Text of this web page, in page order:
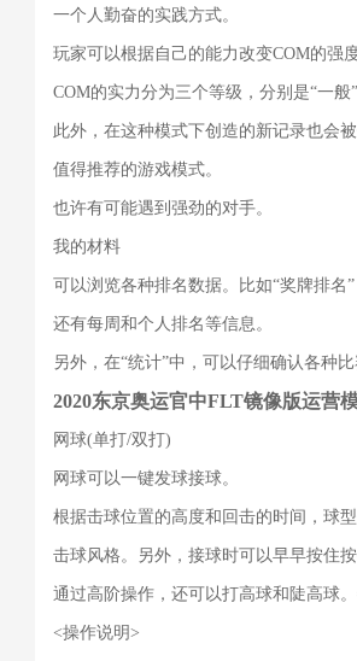
一个人勤奋的实践方式。
玩家可以根据自己的能力改变COM的强
COM的实力分为三个等级，分别是“一般
此外，在这种模式下创造的新记录也会
值得推荐的游戏模式。
也许有可能遇到强劲的对手。
我的材料
可以浏览各种排名数据。比如“奖牌排名
还有每周和个人排名等信息。
另外，在“统计”中，可以仔细确认各种
2020东京奥运官中FLT镜像版运营
网球(单打/双打)
网球可以一键发球接球。
根据击球位置的高度和回击的时间，球
击球风格。另外，接球时可以早早按住
通过高阶操作，还可以打高球和陡高球
<操作说明>